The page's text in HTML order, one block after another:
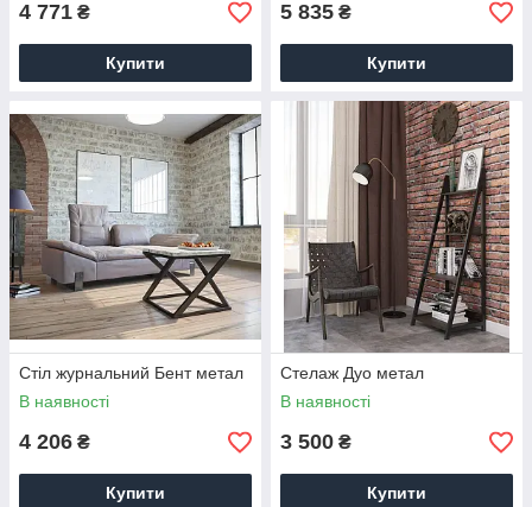
4 771 ₴
Купити
5 835 ₴
Купити
Стіл журнальний Бент метал
В наявності
4 206 ₴
Купити
Стелаж Дуо метал
В наявності
3 500 ₴
Купити